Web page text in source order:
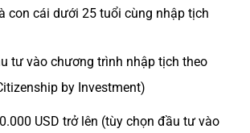
con cái dưới 25 tuổi cùng nhập tịch
tư vào chương trình nhập tịch theo
by Investment)
USD trở lên (tùy chọn đầu tư vào